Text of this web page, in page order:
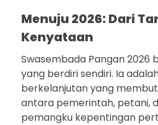
Menuju 2026: Dari
Kenyataan
Swasembada Pangan 2026
yang berdiri sendiri. Ia
berkelanjutan yang
antara pemerintah, petani,
pemangku kepentingan